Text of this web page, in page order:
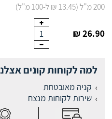
200 מ"ל (13.45 ₪ ל-100 מ"ל)
26.90 ₪
1
למה לקוחות קונים
קניה מאובטחת
שירות לקוחות מנצח